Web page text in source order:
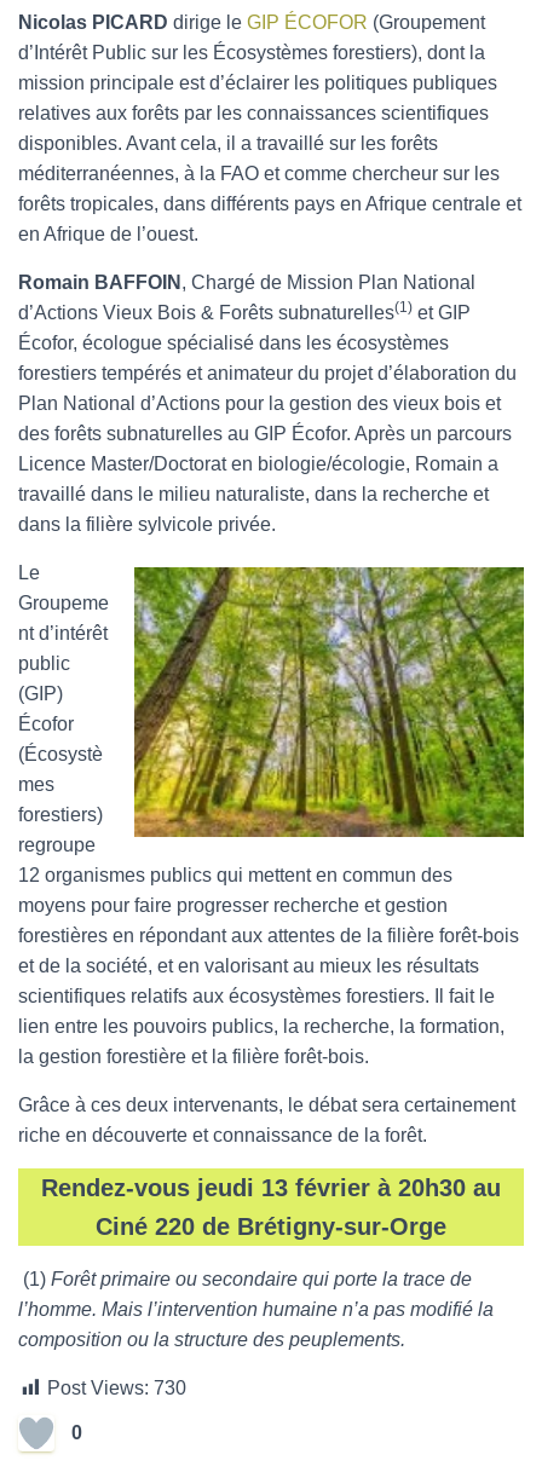
Nicolas PICARD dirige le GIP ÉCOFOR (Groupement
d’Intérêt Public sur les Écosystèmes forestiers), dont la
mission principale est d’éclairer les politiques publiques
relatives aux forêts par les connaissances scientifiques
disponibles. Avant cela, il a travaillé sur les forêts
méditerranéennes, à la FAO et comme chercheur sur les
forêts tropicales, dans différents pays en Afrique centrale et
en Afrique de l’ouest.
Romain BAFFOIN , Chargé de Mission Plan National
d’Actions Vieux Bois & Forêts subnaturelles(1) et GIP
Écofor, écologue spécialisé dans les écosystèmes
forestiers tempérés et animateur du projet d’élaboration du
Plan National d’Actions pour la gestion des vieux bois et
des forêts subnaturelles au GIP Écofor. Après un parcours
Licence Master/Doctorat en biologie/écologie, Romain a
travaillé dans le milieu naturaliste, dans la recherche et
dans la filière sylvicole privée.
Le
Groupeme
nt d’intérêt
public
(GIP)
Écofor
(Écosystè
mes
forestiers)
regroupe
12 organismes publics qui mettent en commun des
moyens pour faire progresser recherche et gestion
forestières en répondant aux attentes de la filière forêt-bois
et de la société, et en valorisant au mieux les résultats
scientifiques relatifs aux écosystèmes forestiers. Il fait le
lien entre les pouvoirs publics, la recherche, la formation,
la gestion forestière et la filière forêt-bois.
Grâce à ces deux intervenants, le débat sera certainement
riche en découverte et connaissance de la forêt.
Rendez-vous jeudi 13 février à 20h30 au
Ciné 220 de Brétigny-sur-Orge
(1) Forêt primaire ou secondaire qui porte la trace de
l’homme. Mais l’intervention humaine n’a pas modifié la
composition ou la structure des peuplements.
Post Views: 730
0